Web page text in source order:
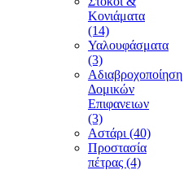
Κονιάματα
(14)
Υαλουφάσματα
(3)
Αδιαβροχοποίηση
Δομικών
Επιφανειων
(3)
Αστάρι (40)
Προστασία
πέτρας (4)